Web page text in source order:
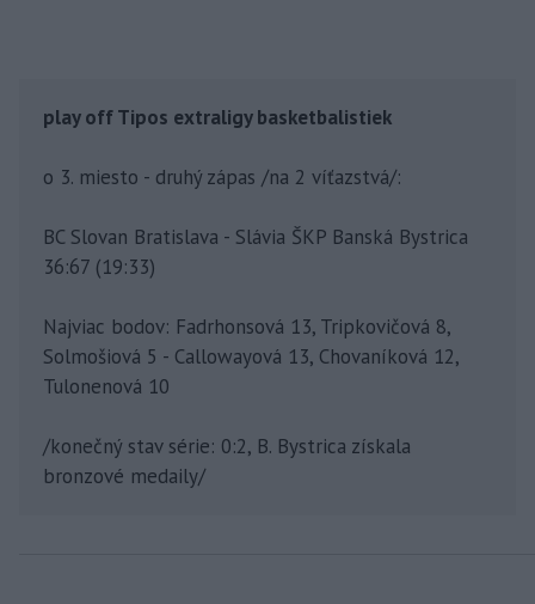
play off Tipos extraligy basketbalistiek
o 3. miesto - druhý zápas /na 2 víťazstvá/:
BC Slovan Bratislava - Slávia ŠKP Banská Bystrica
36:67 (19:33)
Najviac bodov: Fadrhonsová 13, Tripkovičová 8,
Solmošiová 5 - Callowayová 13, Chovaníková 12,
Tulonenová 10
/konečný stav série: 0:2, B. Bystrica získala
bronzové medaily/